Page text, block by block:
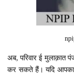
अब, परिवार ई मुलाक़ात
कर सकते हैं। यदि आपका